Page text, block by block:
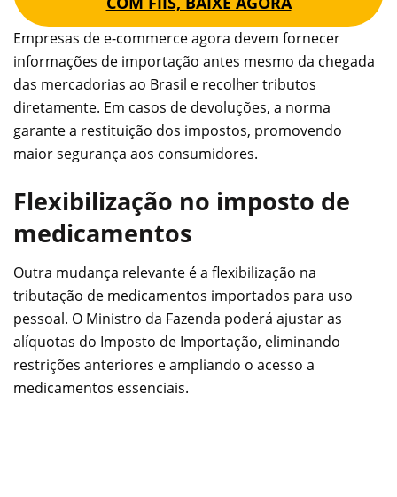
Empresas de e-commerce agora devem fornecer
informações de importação antes mesmo da chegada
das mercadorias ao Brasil e recolher tributos
diretamente. Em casos de devoluções, a norma
garante a restituição dos impostos, promovendo
maior segurança aos consumidores.
Flexibilização no imposto de
medicamentos
Outra mudança relevante é a flexibilização na
tributação de medicamentos importados para uso
pessoal. O Ministro da Fazenda poderá ajustar as
alíquotas do Imposto de Importação, eliminando
restrições anteriores e ampliando o acesso a
medicamentos essenciais.